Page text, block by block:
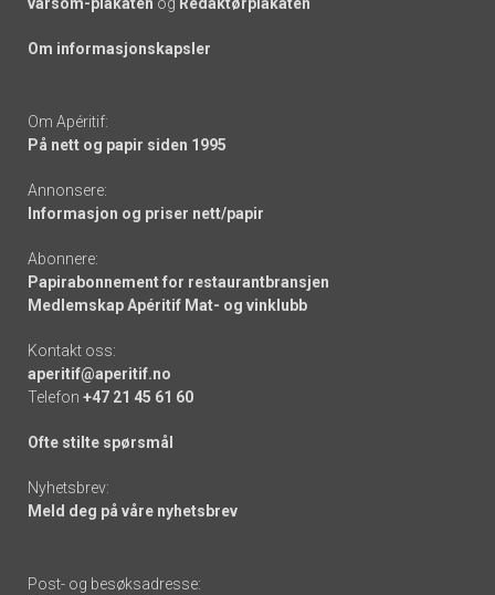
Om informasjonskapsler
Om Apéritif:
På nett og papir siden 1995
Annonsere:
Informasjon og priser nett/papir
Abonnere:
Papirabonnement for restaurantbransjen
Medlemskap Apéritif Mat- og vinklubb
Kontakt oss:
aperitif@aperitif.no
Telefon +47 21 45 61 60
Ofte stilte spørsmål
Nyhetsbrev:
Meld deg på våre nyhetsbrev
Post- og besøksadresse: